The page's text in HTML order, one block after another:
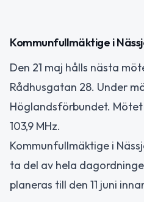
Kommunfullmäktige i
Den 21 maj hålls nästa
Rådhusgatan 28. Under
Höglandsförbundet.
103,9 MHz.
Kommunfullmäktige i
ta del av hela
planeras till den 11 juni